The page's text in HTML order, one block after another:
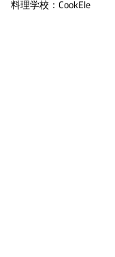
料理学校：CookEle